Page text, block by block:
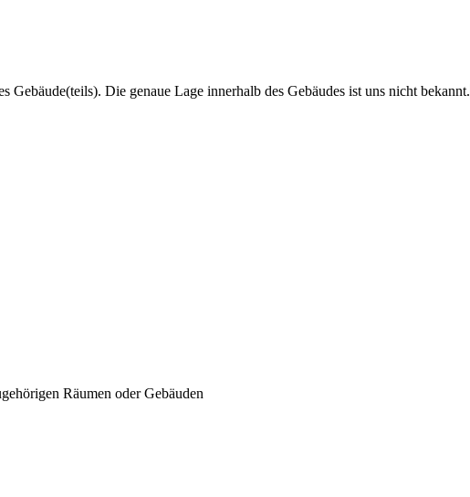
Gebäude(teils). Die genaue Lage innerhalb des Gebäudes ist uns nicht bekannt.
Räumen oder Gebäuden